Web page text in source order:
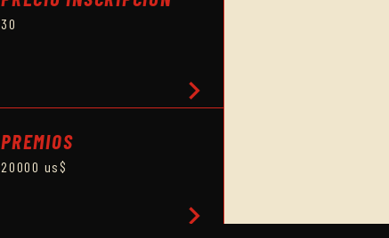
30
chevron_right
PREMIOS
20000 us$
chevron_right